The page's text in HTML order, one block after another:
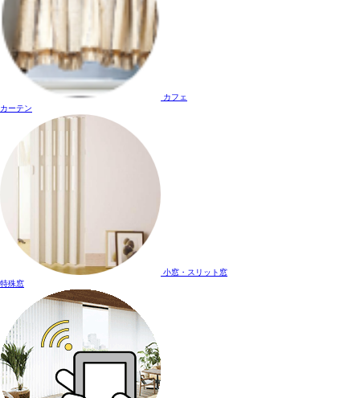
カフェ
カーテン
小窓・スリット窓
特殊窓